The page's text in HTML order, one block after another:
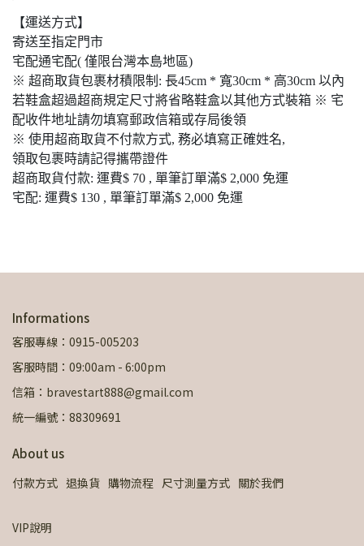
【運送方式】
寄送至指定門市
宅配通宅配( 僅限台灣本島地區)
※ 超商取貨包裹材積限制: 長45cm * 寬30cm * 高30cm 以內
若鞋盒超過超商規定尺寸將省略鞋盒以其他方式裝箱 ※ 宅
配收件地址請勿填寫郵政信箱或存局後領
※ 使用超商取貨不付款方式, 務必填寫正確姓名,
領取包裹時請記得攜帶證件
超商取貨付款: 運費$ 70 , 單筆訂單滿$ 2,000 免運
宅配: 運費$ 130 , 單筆訂單滿$ 2,000 免運
Informations
客服專線：0915-005203
客服時間：09:00am - 6:00pm
信箱：bravestart888@gmail.com
統一編號：88309691
About us
付款方式 退換貨 購物流程 尺寸測量方式 關於我們
VIP說明